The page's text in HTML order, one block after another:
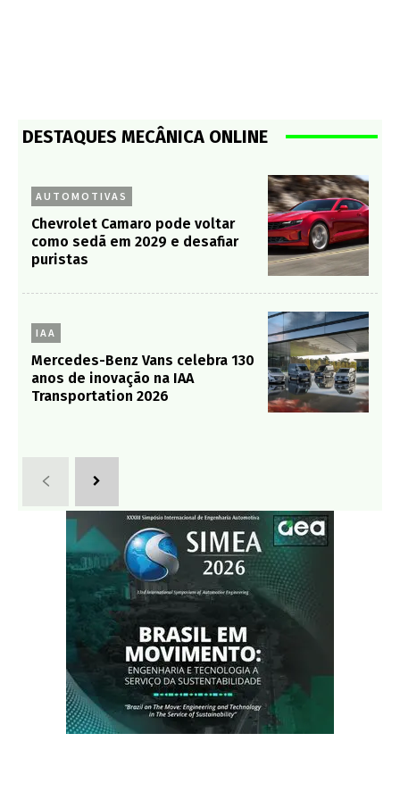
DESTAQUES MECÂNICA ONLINE
AUTOMOTIVAS
Chevrolet Camaro pode voltar
como sedã em 2029 e desafiar
puristas
IAA
Mercedes-Benz Vans celebra 130
anos de inovação na IAA
Transportation 2026